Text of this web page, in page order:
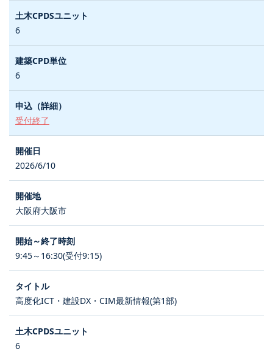
6
6
受付終了
2026/6/10
大阪府大阪市
9:45～16:30(受付9:15)
高度化ICT・建設DX・CIM最新情報(第1部)
6